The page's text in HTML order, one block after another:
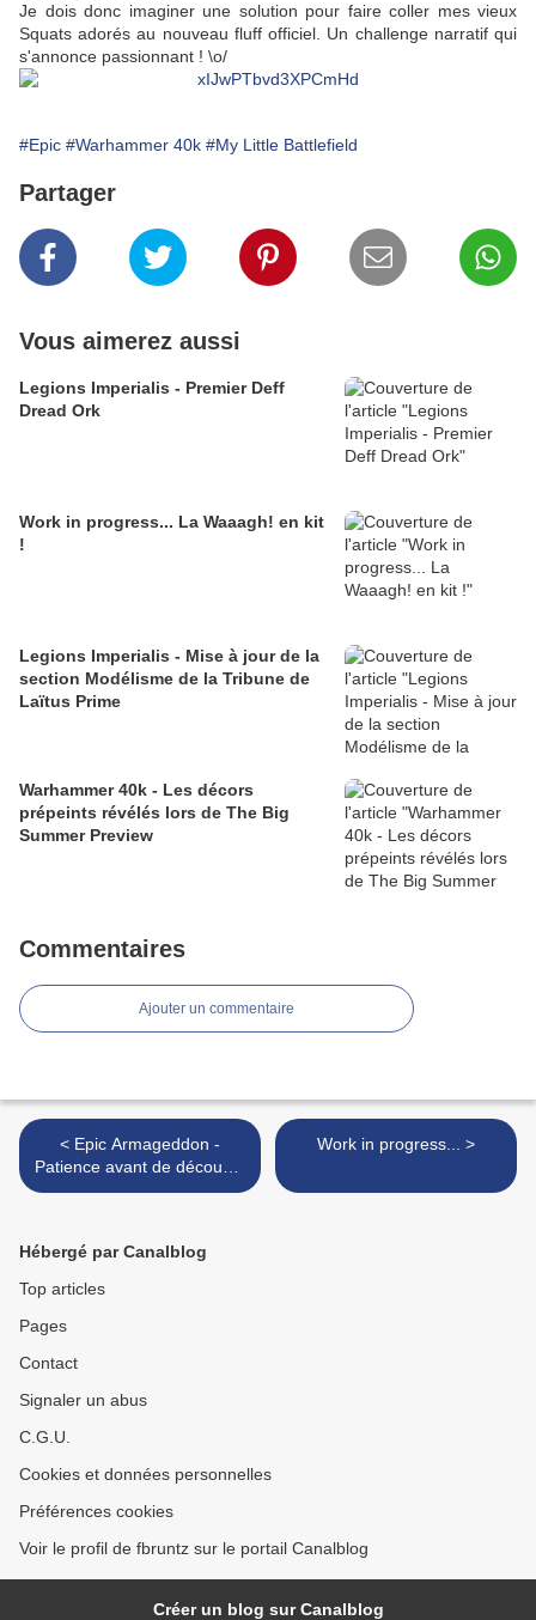
Je dois donc imaginer une solution pour faire coller mes vieux
Squats adorés au nouveau fluff officiel. Un challenge narratif qui
s'annonce passionnant ! \o/
#Epic #Warhammer 40k #My Little Battlefield
Partager
Vous aimerez aussi
Legions Imperialis - Premier Deff
Dread Ork
Work in progress... La Waaagh! en kit
!
Legions Imperialis - Mise à jour de la
section Modélisme de la Tribune de
Laïtus Prime
Warhammer 40k - Les décors
prépeints révélés lors de The Big
Summer Preview
Commentaires
Ajouter un commentaire
< Epic Armageddon -
Patience avant de découvrir
la Bataille de l'Enclave
Work in progress... >
Hébergé par Canalblog
Top articles
Pages
Contact
Signaler un abus
C.G.U.
Cookies et données personnelles
Préférences cookies
Voir le profil de fbruntz sur le portail Canalblog
Créer un blog sur Canalblog